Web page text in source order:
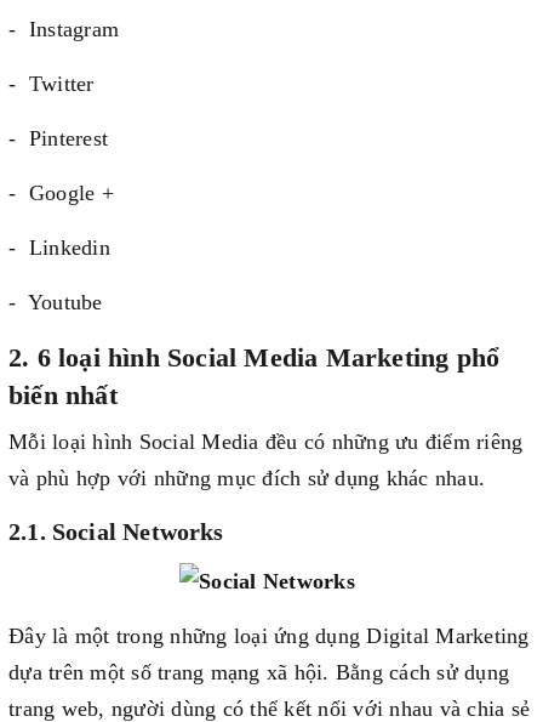
- Instagram
- Twitter
- Pinterest
- Google +
- Linkedin
- Youtube
2. 6 loại hình Social Media Marketing phổ
biến nhất
Mỗi loại hình Social Media đều có những ưu điểm riêng
và phù hợp với những mục đích sử dụng khác nhau.
2.1. Social Networks
Đây là một trong những loại ứng dụng Digital Marketing
dựa trên một số trang mạng xã hội. Bằng cách sử dụng
trang web, người dùng có thể kết nối với nhau và chia sẻ